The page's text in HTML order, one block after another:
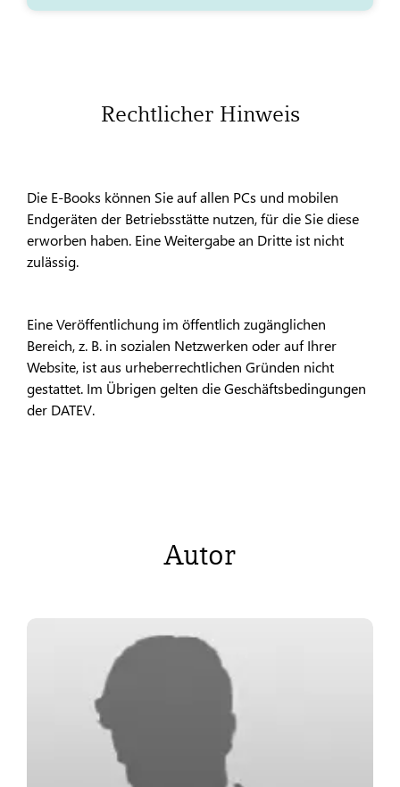
Rechtlicher Hinweis
Die E-Books können Sie auf allen PCs und mobilen
Endgeräten der Betriebsstätte nutzen, für die Sie diese
erworben haben. Eine Weitergabe an Dritte ist nicht
zulässig.
Eine Veröffentlichung im öffentlich zugänglichen
Bereich, z. B. in sozialen Netzwerken oder auf Ihrer
Website, ist aus urheberrechtlichen Gründen nicht
gestattet. Im Übrigen gelten die Geschäftsbedingungen
der DATEV.
Autor